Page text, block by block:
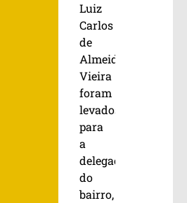
Luiz
Carlos
de
Almeida
Vieira
foram
levados
para
a
delegacia
do
bairro,